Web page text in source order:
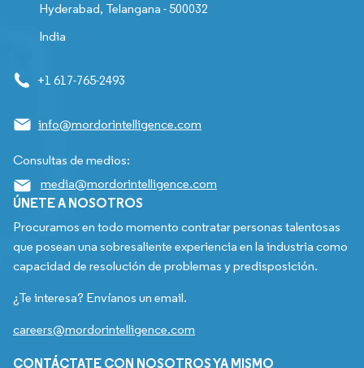
Hyderabad, Telangana - 500032
India
+1 617-765-2493
info@mordorintelligence.com
Consultas de medios:
media@mordorintelligence.com
ÚNETE A NOSOTROS
Procuramos en todo momento contratar personas talentosas
que posean una sobresaliente experiencia en la industria como
capacidad de resolución de problemas y predisposición.
¿Te interesa? Envíanos un email.
careers@mordorintelligence.com
CONTÁCTATE CON NOSOTROS YA MISMO